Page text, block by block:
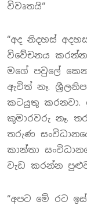
විවෘතයි“
“අද නිදහස්
විවේචනය
මගේ පවුලේ
ඇවිත් නෑ.
කටයුතු කරනවා.
කුමාරවරු නෑ.
තරුණ
කාන්තා
වැඩ කරන්න
“අපට මේ රට